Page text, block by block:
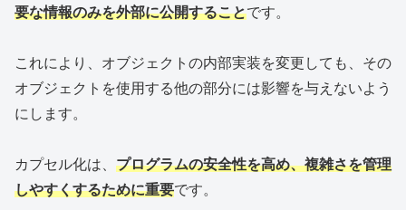
要な情報のみを外部に公開することです。
これにより、オブジェクトの内部実装を変更しても、その
オブジェクトを使用する他の部分には影響を与えないよう
にします。
カプセル化は、 プログラムの安全性を高め、複雑さを管理
しやすくするために重要です。